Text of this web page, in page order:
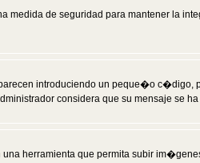
de seguridad para mantener la
introduciendo un peque�o c�digo,
considera que su mensaje se
herramienta que permita subir